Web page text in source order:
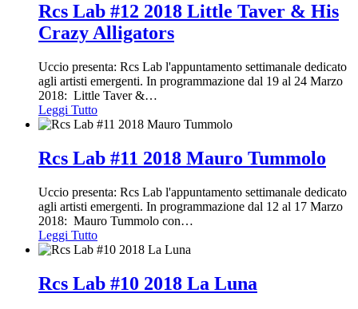
Rcs Lab #12 2018 Little Taver & His
Crazy Alligators
Uccio presenta: Rcs Lab l'appuntamento settimanale dedicato
agli artisti emergenti. In programmazione dal 19 al 24 Marzo
2018: Little Taver &…
Leggi Tutto
Rcs Lab #11 2018 Mauro Tummolo
Uccio presenta: Rcs Lab l'appuntamento settimanale dedicato
agli artisti emergenti. In programmazione dal 12 al 17 Marzo
2018: Mauro Tummolo con…
Leggi Tutto
Rcs Lab #10 2018 La Luna